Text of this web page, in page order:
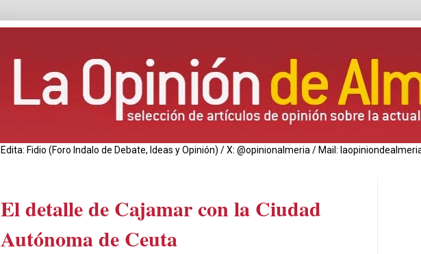
Edita: Fidio (Foro Indalo de Debate, Ideas y Opinión) / X: @opinionalmeria / Mail:
El detalle de Cajamar con la Ciudad
Autónoma de Ceuta